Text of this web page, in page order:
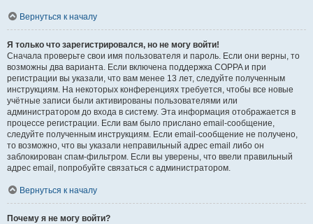
Вернуться к началу
Я только что зарегистрировался, но не могу войти!
Сначала проверьте свои имя пользователя и пароль. Если они верны, то
возможны два варианта. Если включена поддержка COPPA и при
регистрации вы указали, что вам менее 13 лет, следуйте полученным
инструкциям. На некоторых конференциях требуется, чтобы все новые
учётные записи были активированы пользователями или
администратором до входа в систему. Эта информация отображается в
процессе регистрации. Если вам было прислано email-сообщение,
следуйте полученным инструкциям. Если email-сообщение не получено,
то возможно, что вы указали неправильный адрес email либо он
заблокирован спам-фильтром. Если вы уверены, что ввели правильный
адрес email, попробуйте связаться с администратором.
Вернуться к началу
Почему я не могу войти?